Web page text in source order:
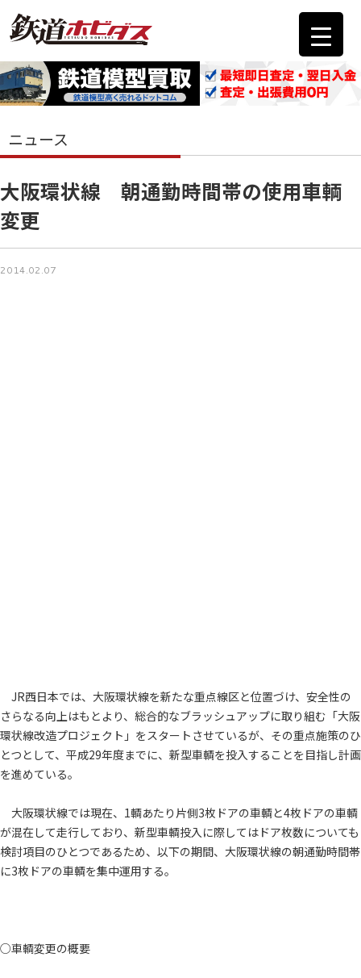
ニュース
大阪環状線 朝通勤時間帯の使用車輌
変更
2014.02.07
JR西日本では、大阪環状線を新たな重点線区と位置づけ、安全性の
さらなる向上はもとより、総合的なブラッシュアップに取り組む「大阪
環状線改造プロジェクト」をスタートさせているが、その重点施策のひ
とつとして、平成29年度までに、新型車輌を投入することを目指し計画
を進めている。
大阪環状線では現在、1輌あたり片側3枚ドアの車輌と4枚ドアの車輌
が混在して走行しており、新型車輌投入に際してはドア枚数についても
検討項目のひとつであるため、以下の期間、大阪環状線の朝通勤時間帯
に3枚ドアの車輌を集中運用する。
○車輌変更の概要